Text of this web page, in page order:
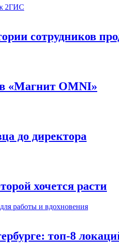
сотрудников
в «Магнит OMNI»
до директора
хочется расти
топ-8